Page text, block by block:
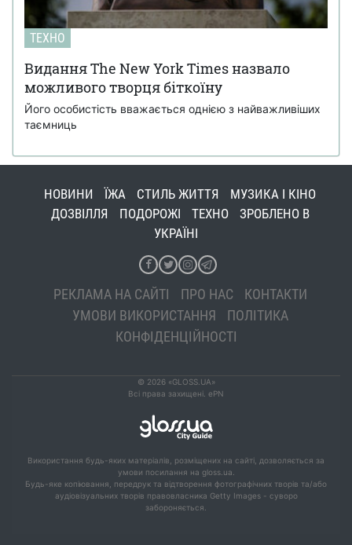
ТЕХНО
Видання The New York Times назвало
можливого творця біткоїну
Його особистість вважається однією з найважливіших
таємниць
НОВИНИ ЇЖА СТИЛЬ ЖИТТЯ
МУЗИКА І КІНО
ДОЗВІЛЛЯ
ПОДОРОЖІ ТЕХНО
ЗРОБЛЕНО В
УКРАЇНІ
РЕКЛАМА НА САЙТІ ПРО НАС
КОНТАКТИ
УМОВИ ВИКОРИСТАННЯ
ПОЛІТИКА
КОНФІДЕНЦІЙНОСТІ
© 2026 «GLOSS.UA»
Всі права захищені. ePN
Використання будь-яких матеріалів, розміщених на сайті, дозволяється за
умови посилання на gloss.ua.
Будь-яке копіювання, передрук та відтворення фотографічних творів та/або
аудіовізуальних творів правовласника Getty Images - суворо
забороняється.